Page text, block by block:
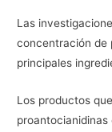
Las
concentración de
principales
Los productos